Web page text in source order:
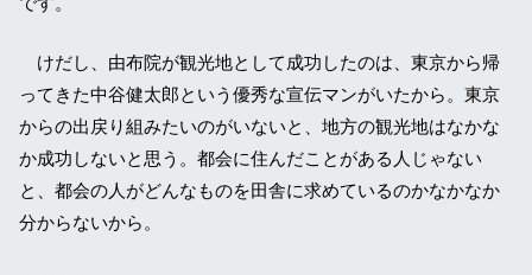
けだし、由布院が観光地として成功したのは、東京から帰
ってきた中谷健太郎という優秀な宣伝マンがいたから。東京
からの出戻り組みたいのがいないと、地方の観光地はなかな
か成功しないと思う。都会に住んだことがある人じゃない
と、都会の人がどんなものを田舎に求めているのかなかなか
分からないから。